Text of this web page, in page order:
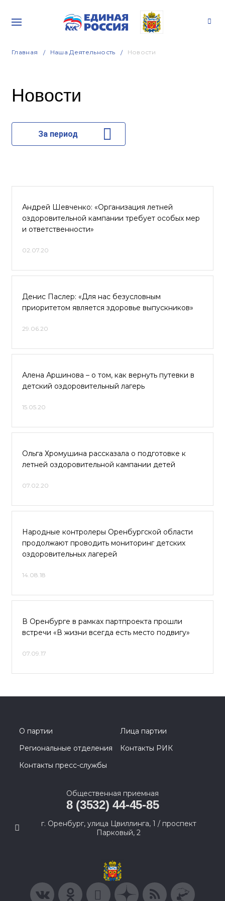
Главная Наша Деятельность Новости
Новости
За период
Андрей Шевченко: «Организация летней
оздоровительной кампании требует особых мер
и ответственности»
02.07.20
Денис Паслер: «Для нас безусловным
приоритетом является здоровье выпускников»
29.06.20
Алена Аршинова – о том, как вернуть путевки в
детский оздоровительный лагерь
15.05.20
Ольга Хромушина рассказала о подготовке к
летней оздоровительной кампании детей
07.02.20
Народные контролеры Оренбургской области
продолжают проводить мониторинг детских
оздоровительных лагерей
14.08.18
В Оренбурге в рамках партпроекта прошли
встречи «В жизни всегда есть место подвигу»
07.09.17
О партии
Лица партии
Региональные отделения
Контакты РИК
Контакты пресс-службы
Общественная приемная
8 (3532) 44-45-85
г. Оренбург, улица Цвиллинга, 1 / проспект
Парковый, 2